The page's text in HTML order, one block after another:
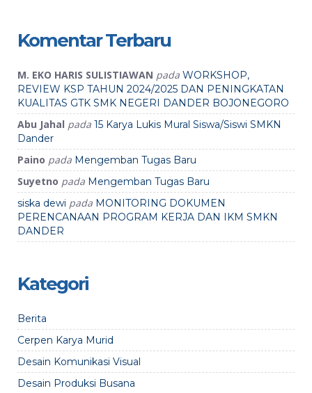
Komentar Terbaru
M. EKO HARIS SULISTIAWAN pada WORKSHOP,
REVIEW KSP TAHUN 2024/2025 DAN PENINGKATAN
KUALITAS GTK SMK NEGERI DANDER BOJONEGORO
Abu Jahal pada 15 Karya Lukis Mural Siswa/Siswi SMKN
Dander
Paino pada Mengemban Tugas Baru
Suyetno pada Mengemban Tugas Baru
siska dewi pada MONITORING DOKUMEN
PERENCANAAN PROGRAM KERJA DAN IKM SMKN
DANDER
Kategori
Berita
Cerpen Karya Murid
Desain Komunikasi Visual
Desain Produksi Busana